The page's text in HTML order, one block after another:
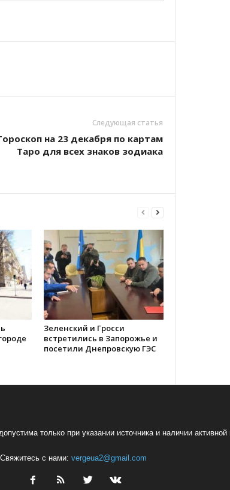
Следующая статья
на 23 декабря по картам
Таро для всех знаков зодиака
Зеленский и Гросси
встретились в Запорожье и
посетили Днепровскую ГЭС
только при указании источника и наличии
Свяжитесь с нами: vergeua2@gmail.com